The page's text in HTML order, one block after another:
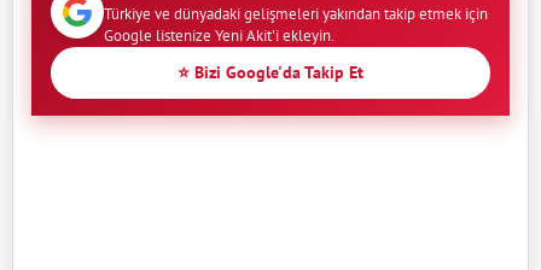
Türkiye ve dünyadaki gelişmeleri yakından takip etmek için
Google listenize Yeni Akit'i ekleyin.
⭐ Bizi Google'da Takip Et